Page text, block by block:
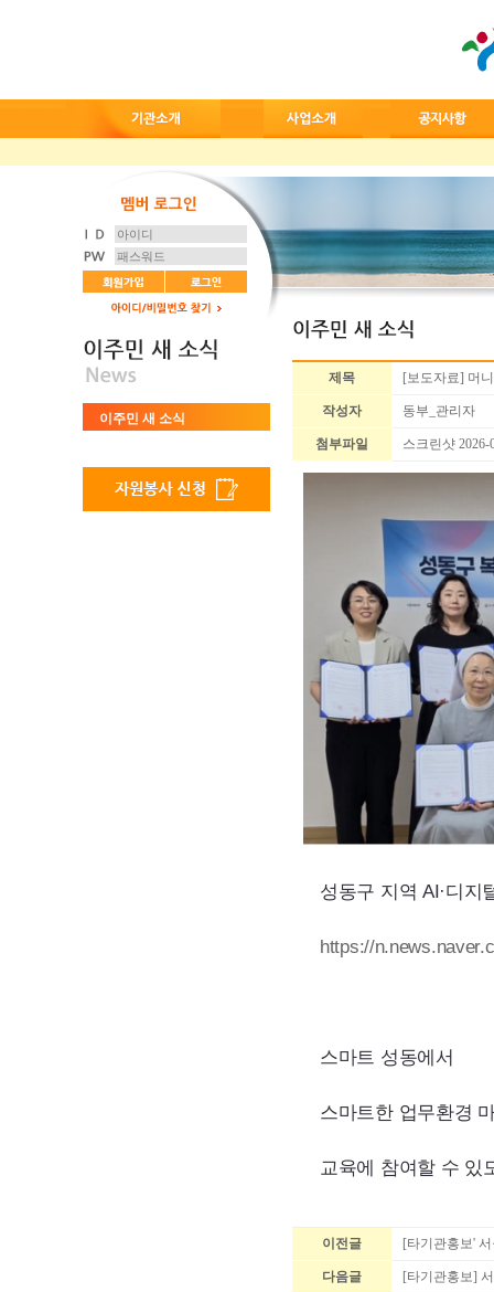
이주민 새 소식
제목 [보도자료] 머
작성자 동부_관리자
첨부파일 스크린샷 2026-
성동구 지역 AI·디지
https://
스마트 성동에서
스마트한 업무환경
교육에 참여할 수 있
이전글 [타기관홍보'
다음글 [타기관홍보]